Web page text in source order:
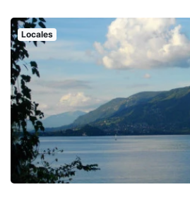
Locales